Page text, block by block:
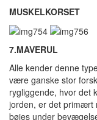
MUSKELKORSET
7.MAVERUL
Alle kender denne
være ganske stor
rygliggende, hvor det
jorden, er det primært
bøjes under